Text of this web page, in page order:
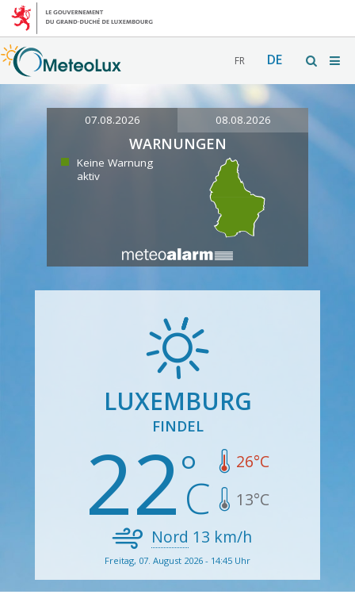
FR DE
07.08.2026 08.08.2026
WARNUNGEN
Keine Warnung
aktiv
LUXEMBURG
FINDEL
22 26°C
13°C
Nord 13 km/h
Freitag, 07. August 2026 - 14:45 Uhr